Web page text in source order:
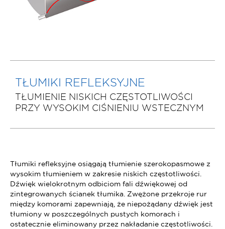
TŁUMIKI REFLEKSYJNE
TŁUMIENIE NISKICH CZĘSTOTLIWOŚCI
PRZY WYSOKIM CIŚNIENIU WSTECZNYM
Tłumiki refleksyjne osiągają tłumienie szerokopasmowe z
wysokim tłumieniem w zakresie niskich częstotliwości.
Dźwięk wielokrotnym odbiciom fali dźwiękowej od
zintegrowanych ścianek tłumika. Zwężone przekroje rur
między komorami zapewniają, że niepożądany dźwięk jest
tłumiony w poszczególnych pustych komorach i
ostatecznie eliminowany przez nakładanie częstotliwości.